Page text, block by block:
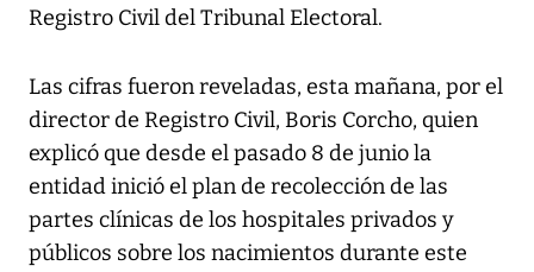
Registro Civil del Tribunal Electoral.
Las cifras fueron reveladas, esta mañana, por el
director de Registro Civil, Boris Corcho, quien
explicó que desde el pasado 8 de junio la
entidad inició el plan de recolección de las
partes clínicas de los hospitales privados y
públicos sobre los nacimientos durante este